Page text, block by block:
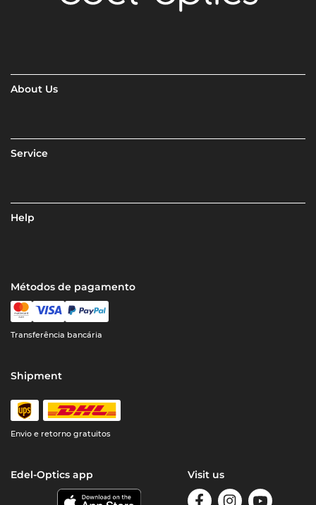
About Us
Service
Help
Métodos de pagamento
Transferência bancária
Shipment
Envio e retorno gratuitos
Edel-Optics app Visit us